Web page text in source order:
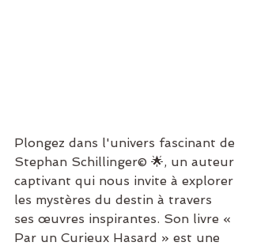
Plongez dans l'univers fascinant de
Stephan Schillinger© 🌟, un auteur
captivant qui nous invite à explorer
les mystères du destin à travers
ses œuvres inspirantes. Son livre «
Par un Curieux Hasard » est une